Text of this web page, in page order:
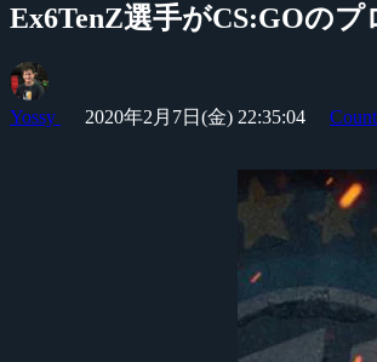
Ex6TenZ選手がCS:GOの
Yossy 2020年2月7日(金) 22:35:04